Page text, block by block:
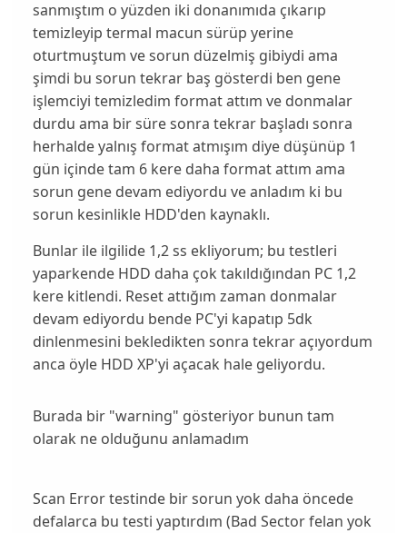
sanmıştım o yüzden iki donanımıda çıkarıp
temizleyip termal macun sürüp yerine
oturtmuştum ve sorun düzelmiş gibiydi ama
şimdi bu sorun tekrar baş gösterdi ben gene
işlemciyi temizledim format attım ve donmalar
durdu ama bir süre sonra tekrar başladı sonra
herhalde yalnış format atmışım diye düşünüp 1
gün içinde tam 6 kere daha format attım ama
sorun gene devam ediyordu ve anladım ki bu
sorun kesinlikle HDD'den kaynaklı.
Bunlar ile ilgilide 1,2 ss ekliyorum; bu testleri
yaparkende HDD daha çok takıldığından PC 1,2
kere kitlendi. Reset attığım zaman donmalar
devam ediyordu bende PC'yi kapatıp 5dk
dinlenmesini bekledikten sonra tekrar açıyordum
anca öyle HDD XP'yi açacak hale geliyordu.
Burada bir "warning" gösteriyor bunun tam
olarak ne olduğunu anlamadım
Scan Error testinde bir sorun yok daha öncede
defalarca bu testi yaptırdım (Bad Sector felan yok